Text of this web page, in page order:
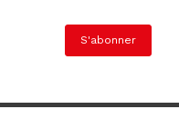
S'abonner